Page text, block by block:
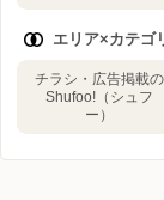
エリア×カテゴ
チラシ・広告掲載の
Shufoo!（シュフ
ー）